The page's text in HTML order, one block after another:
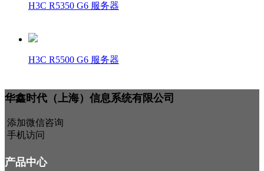
H3C R5350 G6 服务器
H3C R5500 G6 服务器
华鑫时代（上海）信息系统有限公司
添加微信咨询
手机访问
产品中心